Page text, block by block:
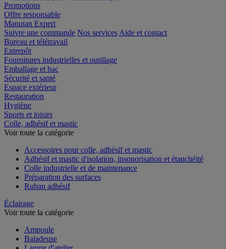
Promotions
Offre responsable
Manutan Expert
Suivre une commande Nos services Aide et contact
Bureau et télétravail
Entrepôt
Fournitures industrielles et outillage
Emballage et bac
Sécurité et santé
Espace extérieur
Restauration
Hygiène
Sports et loisirs
Colle, adhésif et mastic
Voir toute la catégorie
Accessoires pour colle, adhésif et mastic
Adhésif et mastic d'isolation, insonorisation et étanchéité
Colle industrielle et de maintenance
Préparation des surfaces
Ruban adhésif
Éclairage
Voir toute la catégorie
Ampoule
Baladeuse